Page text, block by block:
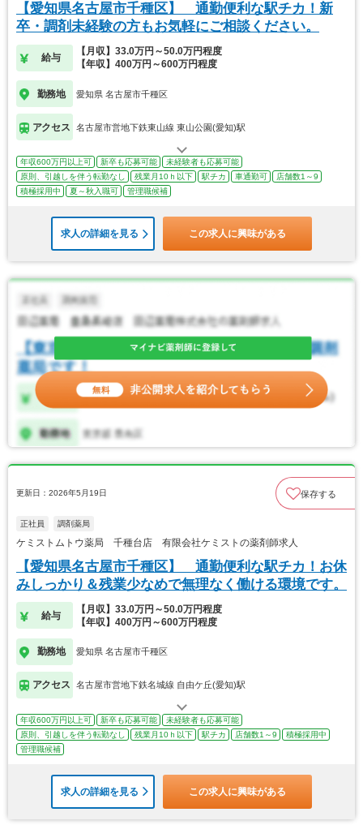
【愛知県名古屋市千種区】 通勤便利な駅チカ！新
卒・調剤未経験の方もお気軽にご相談ください。
給与
【月収】33.0万円～50.0万円程度
【年収】400万円～600万円程度
勤務地 愛知県 名古屋市千種区
アクセス 名古屋市営地下鉄東山線 東山公園(愛知)駅
年収600万円以上可 新卒も応募可能
未経験者も応募可能
原則、引越しを伴う転勤なし
残業月10ｈ以下 駅チカ 車通勤可
店舗数1～9
積極採用中
夏～秋入職可 管理職候補
求人の詳細を見る この求人に興味がある
更新日：2026年5月19日 保存する
正社員 調剤薬局
ケミストムトウ薬局 千種台店 有限会社ケミストの薬剤師求人
【愛知県名古屋市千種区】 通勤便利な駅チカ！お休
みしっかり＆残業少なめで無理なく働ける環境です。
給与
【月収】33.0万円～50.0万円程度
【年収】400万円～600万円程度
勤務地 愛知県 名古屋市千種区
アクセス 名古屋市営地下鉄名城線 自由ケ丘(愛知)駅
年収600万円以上可 新卒も応募可能
未経験者も応募可能
原則、引越しを伴う転勤なし
残業月10ｈ以下 駅チカ 店舗数1～9
積極採用中
管理職候補
求人の詳細を見る この求人に興味がある